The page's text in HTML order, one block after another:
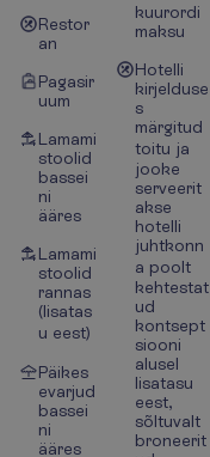
Restor
an
Pagasir
uum
Lamami
stoolid
bassei
ni
ääres
Lamami
stoolid
rannas
(lisatas
u eest)
Päikes
evarjud
bassei
ni
ääres
kuurordi
maksu
Hotelli
kirjelduse
s
märgitud
toitu ja
jooke
serveerit
akse
hotelli
juhtkonn
a poolt
kehtestat
ud
kontsept
siooni
alusel
lisatasu
eest,
sõltuvalt
broneerit